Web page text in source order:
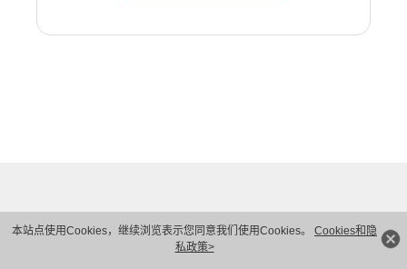
本站点使用Cookies，继续浏览表示您同意我们使用Cookies。 Cookies和隐
私政策>